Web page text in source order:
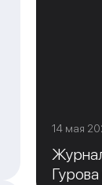
14 мая